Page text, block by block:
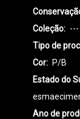
Coleção
---
Tipo de
Cor
P/B
Estado do
Ano de